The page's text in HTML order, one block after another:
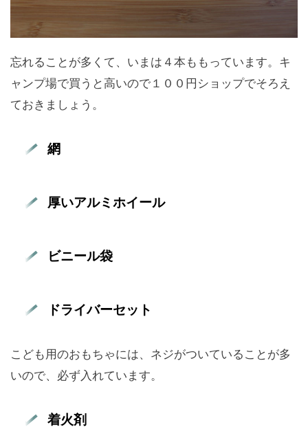
忘れることが多くて、いまは４本ももっています。キ
ャンプ場で買うと高いので１００円ショップでそろえ
ておきましょう。
網
厚いアルミホイール
ビニール袋
ドライバーセット
こども用のおもちゃには、ネジがついていることが多
いので、必ず入れています。
着火剤